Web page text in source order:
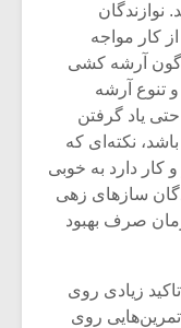
کار مواجه
آرشه کشی
تنوع آرشه
حتی یاد گرفتن
نکته‌ای که
کار دارد به خوبی
سازهای زهی
زمان صرف بهبود
زیادی روی
روی